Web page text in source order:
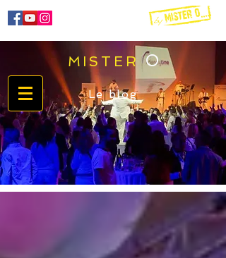
06 60 51 72 51
MISTER O
Le blog